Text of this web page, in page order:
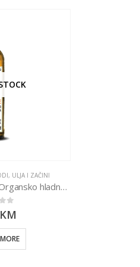
, ULJA I ZAČINI
Bučino ulje 500ml – Organsko hladno prešano
5
KM